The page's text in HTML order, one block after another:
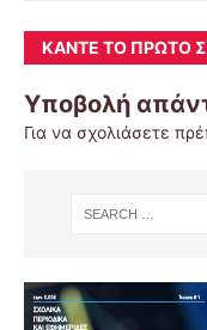
ΚΆΝΤΕ ΤΟ ΠΡΏΤΟ
Υποβολή
Για να σχολιάσετε